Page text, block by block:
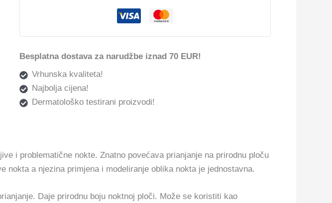
Besplatna dostava za narudžbe iznad 70 EUR!
Vrhunska kvaliteta!
Najbolja cijena!
Dermatološko testirani proizvodi!
i problematične nokte. Znatno povećava prianjanje na prirodnu ploču
nokta a njezina primjena i modeliranje oblika nokta je jednostavna.
Daje prirodnu boju noktnoj ploči. Može se koristiti kao